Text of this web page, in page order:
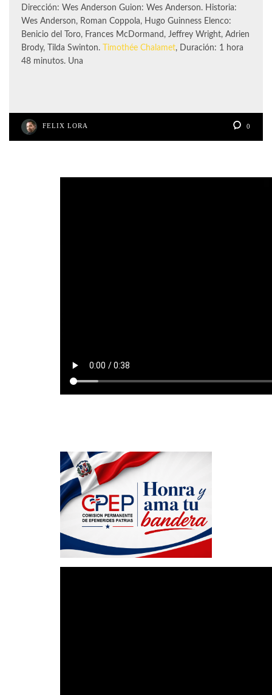
Dirección: Wes Anderson Guion: Wes Anderson. Historia:
Wes Anderson, Roman Coppola, Hugo Guinness Elenco:
Benicio del Toro, Frances McDormand, Jeffrey Wright, Adrien
Brody, Tilda Swinton.
Timothée Chalamet, Duración: 1 hora
48 minutos. Una
FELIX LORA 0